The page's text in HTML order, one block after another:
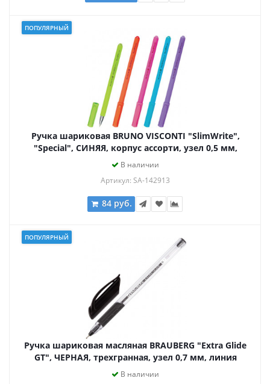
ПОПУЛЯРНЫЙ
Ручка шариковая BRUNO VISCONTI "SlimWrite",
"Special", СИНЯЯ, корпус ассорти, узел 0,5 мм,
линия письма 0,3 мм, 20-0007
В наличии
Артикул: SA-142913
84 руб.
ПОПУЛЯРНЫЙ
Ручка шариковая масляная BRAUBERG "Extra Glide
GT", ЧЕРНАЯ, трехгранная, узел 0,7 мм, линия
письма 0,35 мм, 142919
В наличии